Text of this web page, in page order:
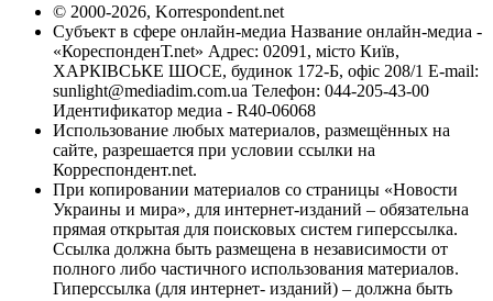
© 2000-2026, Korrespondent.net
Субъект в сфере онлайн-медиа Название онлайн-медиа -
«КореспонденТ.net» Адрес: 02091, місто Київ,
ХАРКІВСЬКЕ ШОСЕ, будинок 172-Б, офіс 208/1 E-mail:
sunlight@mediadim.com.ua Телефон: 044-205-43-00
Идентификатор медиа - R40-06068
Использование любых материалов, размещённых на
сайте, разрешается при условии ссылки на
Корреспондент.net.
При копировании материалов со страницы «Новости
Украины и мира», для интернет-изданий – обязательна
прямая открытая для поисковых систем гиперссылка.
Ссылка должна быть размещена в независимости от
полного либо частичного использования материалов.
Гиперссылка (для интернет- изданий) – должна быть